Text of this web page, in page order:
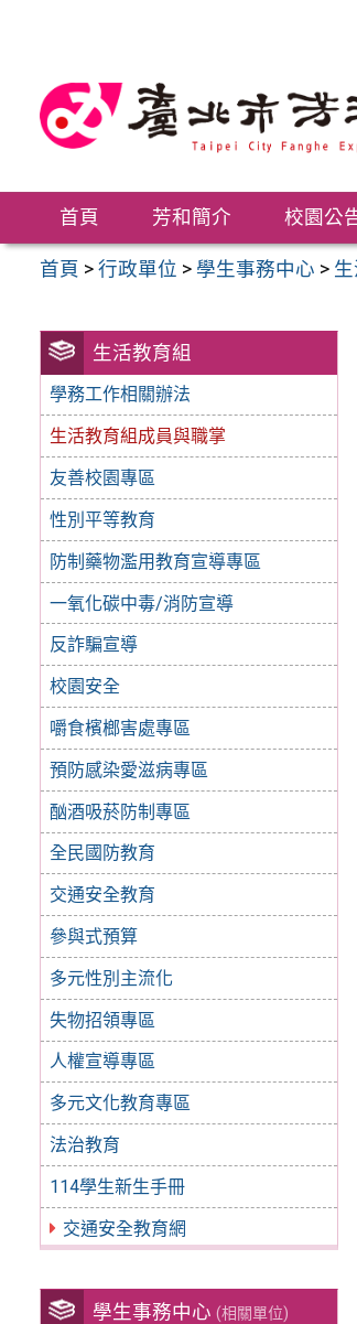
首頁 芳和簡介 校園公
首頁 >行政單位 > 學生事務中心 >
生活教育組
學務工作相關辦法
生活教育組成員與職掌
友善校園專區
性別平等教育
防制藥物濫用教育宣導專區
一氧化碳中毒/消防宣導
反詐騙宣導
校園安全
嚼食檳榔害處專區
預防感染愛滋病專區
酗酒吸菸防制專區
全民國防教育
交通安全教育
參與式預算
多元性別主流化
失物招領專區
人權宣導專區
多元文化教育專區
法治教育
114學生新生手冊
交通安全教育網
學生事務中心 (相關單位)